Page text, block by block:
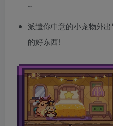
~
派遣你中意的小宠物外
的好东西!